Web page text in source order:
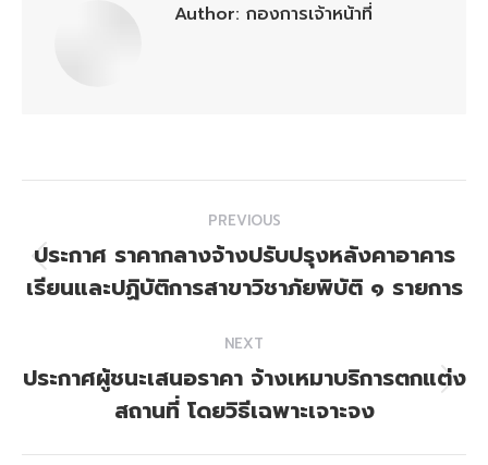
Author: กองการเจ้าหน้าที่
navigation
PREVIOUS
Previous
post:
ประกาศ ราคากลางจ้างปรับปรุงหลังคาอาคาร
เรียนและปฏิบัติการสาขาวิชาภัยพิบัติ ๑ รายการ
NEXT
Next
post:
ประกาศผู้ชนะเสนอราคา จ้างเหมาบริการตกแต่ง
สถานที่ โดยวิธีเฉพาะเจาะจง